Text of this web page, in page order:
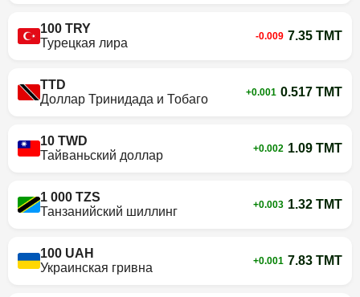
100 TRY
Турецкая лира
-0.009 7.35 TMT
TTD
Доллар Тринидада и Тобаго
+0.001 0.517 TMT
10 TWD
Тайваньский доллар
+0.002 1.09 TMT
1 000 TZS
Танзанийский шиллинг
+0.003 1.32 TMT
100 UAH
Украинская гривна
+0.001 7.83 TMT